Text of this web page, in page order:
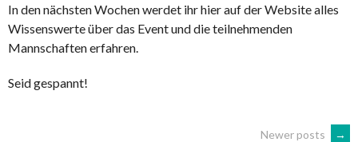
In den nächsten Wochen werdet ihr hier auf der Website alles
Wissenswerte über das Event und die teilnehmenden
Mannschaften erfahren.
Seid gespannt!
Newer posts →